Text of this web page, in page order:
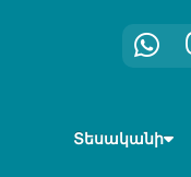
Տեսականի